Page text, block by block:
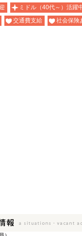
ミドル（40代～）活躍
交通費支給 社会保険